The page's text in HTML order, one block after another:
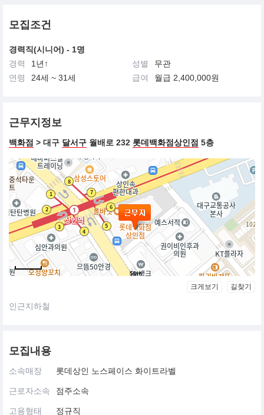
모집조건
경력직(시니어) - 1명
경력
1년↑ 성별
무관
연령
24세 ~ 31세 급여 월급 2,400,000원
근무지정보
백화점 > 대구 달서구 월배로 232 롯데백화점상인점 5층
50m
크게보기 길찾기
인근지하철
모집내용
소속매장 롯데상인 노스페이스 화이트라벨
근로자소속 점주소속
고용형태 정규직